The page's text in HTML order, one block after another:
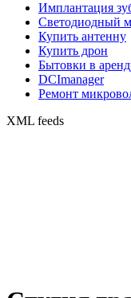
Имплантация
Светодиодный
Купить антенну
Купить дрон
Бытовки в
DCImanager
Ремонт
XML feeds